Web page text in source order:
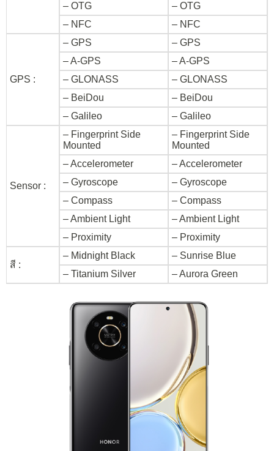
– OTG
– OTG
– NFC
– NFC
GPS :
– GPS
– GPS
– A-GPS
– A-GPS
– GLONASS
– GLONASS
– BeiDou
– BeiDou
– Galileo
– Galileo
Sensor :
– Fingerprint Side
Mounted
– Fingerprint Side
Mounted
– Accelerometer
– Accelerometer
– Gyroscope
– Gyroscope
– Compass
– Compass
– Ambient Light
– Ambient Light
– Proximity
– Proximity
สี :
– Midnight Black
– Sunrise Blue
– Titanium Silver
– Aurora Green